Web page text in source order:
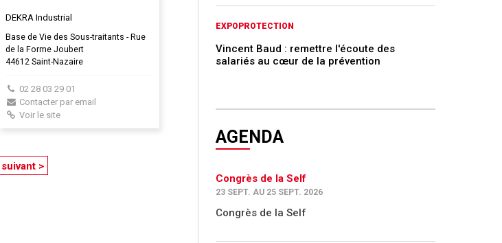
DEKRA Industrial
Base de Vie des Sous-traitants - Rue
de la Forme Joubert
44612 Saint-Nazaire
02 28 03 29 01
Contacter par email
Voir le site
suivant >
EXPOPROTECTION
Vincent Baud : remettre l'écoute des
salariés au cœur de la prévention
AGENDA
Congrès de la Self
23 SEPT. AU 25 SEPT. 2026
Congrès de la Self